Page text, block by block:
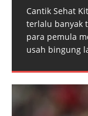
Cantik Sehat
terlalu banyak
para pemula
usah bingung